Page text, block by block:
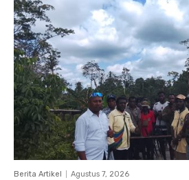
Berita Artikel Agustus 7, 2026